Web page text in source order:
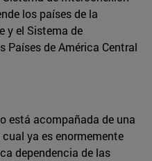
los países de la
y el Sistema de
Países de América Central
está acompañada de una
ya es enormemente
dependencia de las